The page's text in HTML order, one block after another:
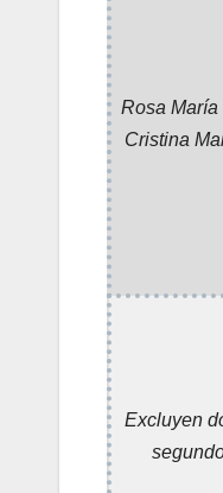
Rosa
Cristina
Excluyen